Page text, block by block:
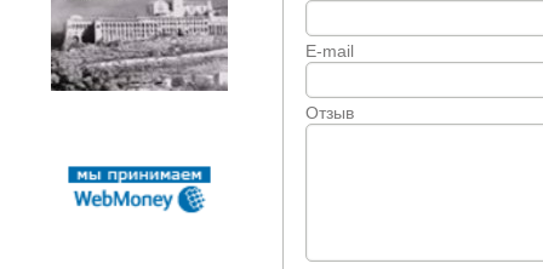
E-mail
Отзыв